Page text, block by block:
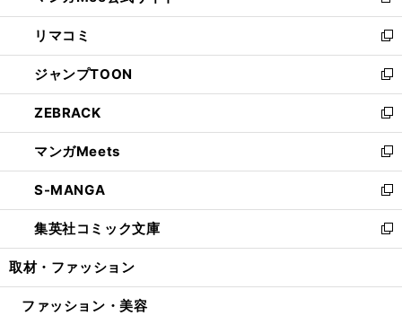
ウ
で
開
く
ン
ド
ウ
で
開
く
ウ
ィ
ン
ド
ウ
で
開
く
し
い
ウ
ィ
ン
ド
ウ
で
開
く
リマコミ
新
し
い
ウ
ィ
ン
ド
ウ
で
開
く
ジャンプTOON
新
し
い
ウ
ィ
ン
ド
ウ
で
開
ZEBRACK
新
し
い
ウ
ィ
ン
ド
ウ
開
マンガMeets
新
し
い
ウ
ィ
ン
ウ
S-MANGA
新
し
い
ウ
ン
集英社コミック文庫
新
し
ウ
取材・ファッション
ファッション・美容